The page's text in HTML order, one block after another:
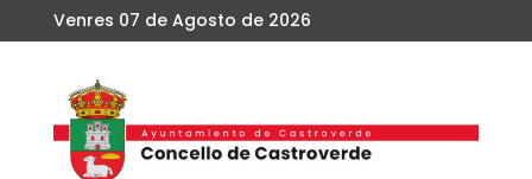
Venres 07 de Agosto de 2026